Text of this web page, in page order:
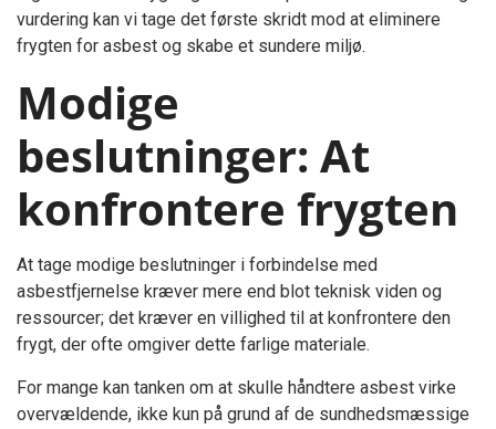
vurdering kan vi tage det første skridt mod at eliminere
frygten for asbest og skabe et sundere miljø.
Modige
beslutninger: At
konfrontere frygten
At tage modige beslutninger i forbindelse med
asbestfjernelse kræver mere end blot teknisk viden og
ressourcer; det kræver en villighed til at konfrontere den
frygt, der ofte omgiver dette farlige materiale.
For mange kan tanken om at skulle håndtere asbest virke
overvældende, ikke kun på grund af de sundhedsmæssige